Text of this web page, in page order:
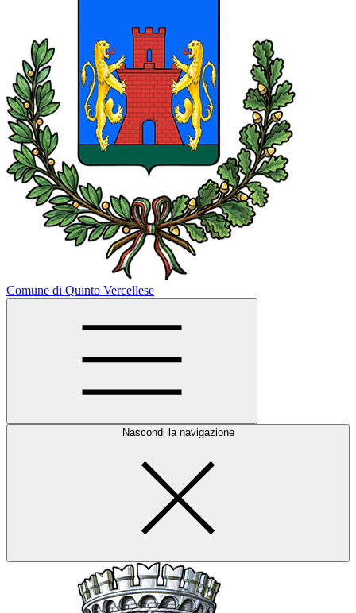
Comune di Quinto Vercellese
Nascondi la navigazione